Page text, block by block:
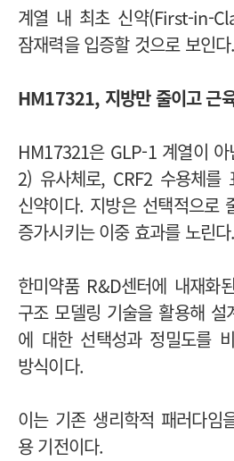
계열 내 최초 신약(First-in-
잠재력을 입증할 것으로 보인다.
HM17321, 지방만 줄이고 근
HM17321은 GLP-1 계열이
2) 유사체로, CRF2 수용체를
신약이다. 지방은 선택적으로
증가시키는 이중 효과를 노린다.
한미약품 R&D센터에 내재화
구조 모델링 기술을 활용해 설
에 대한 선택성과 정밀도를
방식이다.
이는 기존 생리학적 패러다임
용 기전이다.